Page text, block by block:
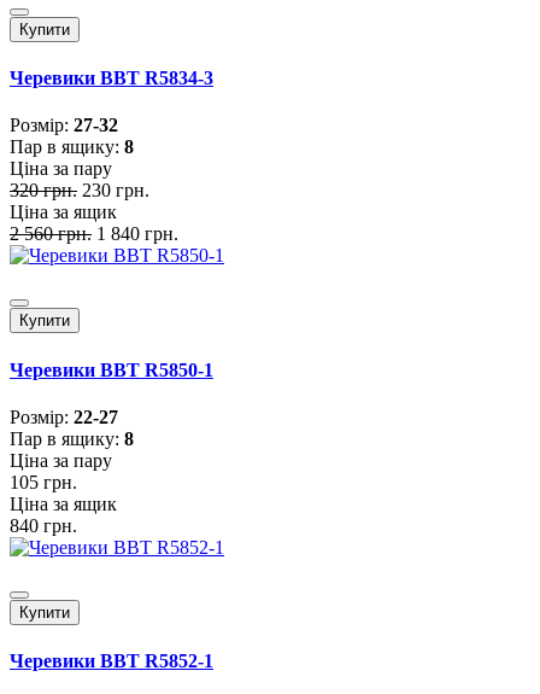
Купити
Черевики BBT R5834-3
Розмiр: 27-32
Пар в ящику: 8
Ціна за пару
320 грн. 230 грн.
Ціна за ящик
2 560 грн. 1 840 грн.
Купити
Черевики BBT R5850-1
Розмiр: 22-27
Пар в ящику: 8
Ціна за пару
105 грн.
Ціна за ящик
840 грн.
Купити
Черевики BBT R5852-1